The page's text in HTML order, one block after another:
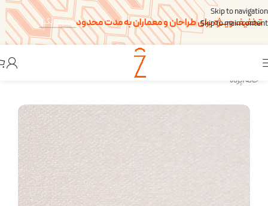
Skip to navigation
Skip to main content
تخفیف ویــژه برای طراحان و معماران به مدت محدودتخفیف بگیر!
خانه/پرده